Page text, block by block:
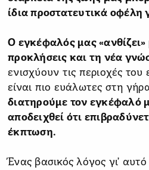
ίδια προστατευτικά οφέλη
Ο εγκέφαλός μας «ανθίζει»
προκλήσεις και τη νέα
ενισχύουν τις περιοχές
είναι πιο ευάλωτες στη
διατηρούμε τον εγκέφαλό
αποδειχθεί ότι
έκπτωση.
Ένας βασικός λόγος γι’